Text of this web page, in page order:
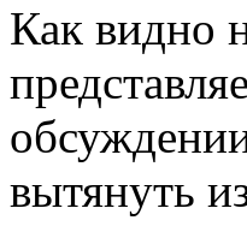
Как видно
вытянуть